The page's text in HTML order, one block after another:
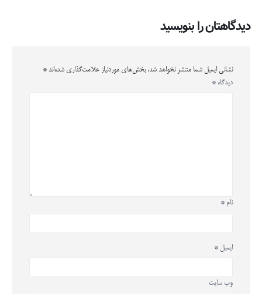
دیدگاهتان را بنویسید
نشانی ایمیل شما منتشر نخواهد شد. بخش‌های موردنیاز علامت‌گذاری شده‌اند *
دیدگاه *
نام *
ایمیل *
وب‌ سایت